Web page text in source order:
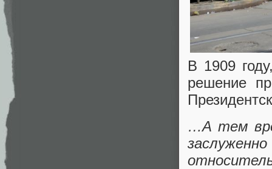
В 1909
решение
…А тем